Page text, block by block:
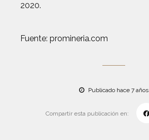
2020.
Fuente: promineria.com
Publicado hace 7 años
Compartir esta publicación en: